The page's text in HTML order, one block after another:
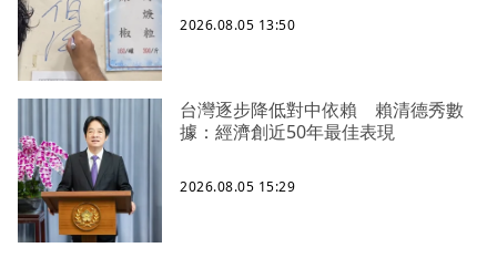
2026.08.05 13:50
台灣逐步降低對中依賴 賴清德秀數
據：經濟創近50年最佳表現
2026.08.05 15:29